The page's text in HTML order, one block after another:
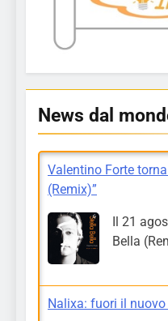
News dal
Valentino Forte
(Remix)”
Il 21
Bella
Nalixa: fuori il nuovo